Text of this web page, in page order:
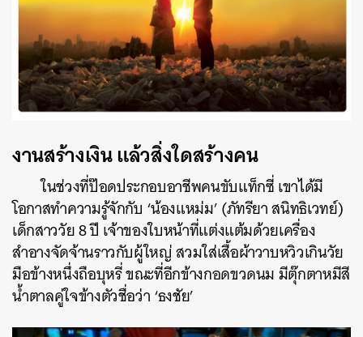
งานสร้างเงิน แล้วสิ่งใดสร้างคน
ในช่วงที่ป๊อดประกอบอาชีพคนขับแท็กซี่ เขาได้มี
โอกาสทำความรู้จักกับ ‘น้องแหม่ม’ (ภัทรียา สนิทธิเวทย์)
เด็กสาววัย 8 ปี เจ้าของใบหน้าที่แต่งแต้มด้วยเครื่อง
สำอางจัดจ้านราวกับผู้ใหญ่ สวมใส่เสื้อผ้าวาบหวิวเกินวัย
มือข้างหนึ่งถือบุหรี่ ขณะที่อีกข้างกอดขวดนม มีตุ๊กตาหมีสี
น้ำตาลคู่ใจข้างตัวชื่อว่า ‘ธงชัย’